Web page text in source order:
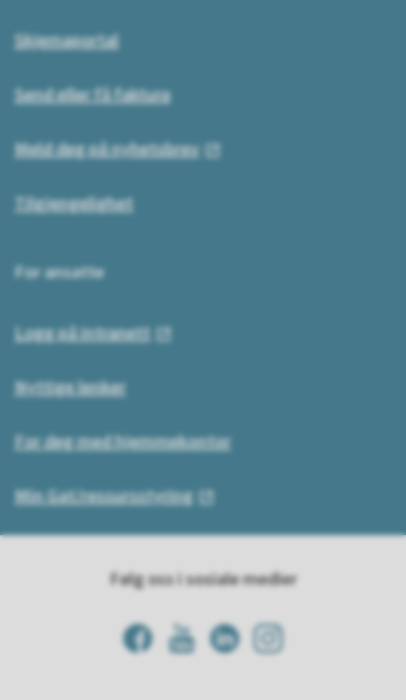
Skjemaportal
Send eller få faktura
Meld deg på nyhetsbrev
Tilgjengelighet
For ansatte
Logg på intranett
Nyttige lenker
For deg med hjemmekontor
Min Gat/ressursstyring
Følg oss i sosiale medier